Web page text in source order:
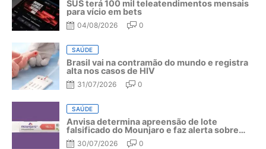
SUS terá 100 mil teleatendimentos mensais
para vício em bets
04/08/2026 0
SAÚDE
Brasil vai na contramão do mundo e registra
alta nos casos de HIV
31/07/2026 0
SAÚDE
Anvisa determina apreensão de lote
falsificado do Mounjaro e faz alerta sobre
riscos do medicamento
30/07/2026 0